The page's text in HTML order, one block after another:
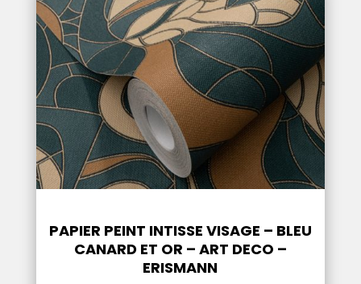
PAPIER PEINT INTISSE VISAGE – BLEU
CANARD ET OR – ART DECO –
ERISMANN